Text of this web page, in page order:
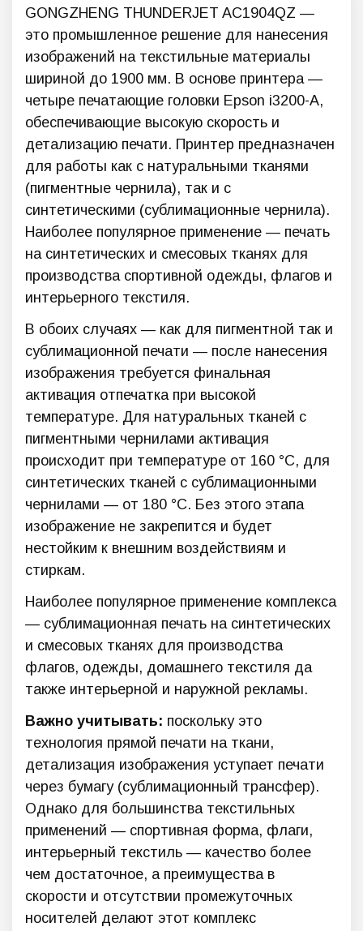
GONGZHENG THUNDERJET AC1904QZ —
это промышленное решение для нанесения
изображений на текстильные материалы
шириной до 1900 мм. В основе принтера —
четыре печатающие головки Epson i3200-А,
обеспечивающие высокую скорость и
детализацию печати. Принтер предназначен
для работы как с натуральными тканями
(пигментные чернила), так и с
синтетическими (сублимационные чернила).
Наиболее популярное применение — печать
на синтетических и смесовых тканях для
производства спортивной одежды, флагов и
интерьерного текстиля.
В обоих случаях — как для пигментной так и
сублимационной печати — после нанесения
изображения требуется финальная
активация отпечатка при высокой
температуре. Для натуральных тканей с
пигментными чернилами активация
происходит при температуре от 160 °C, для
синтетических тканей с сублимационными
чернилами — от 180 °C. Без этого этапа
изображение не закрепится и будет
нестойким к внешним воздействиям и
стиркам.
Наиболее популярное применение комплекса
— сублимационная печать на синтетических
и смесовых тканях для производства
флагов, одежды, домашнего текстиля да
также интерьерной и наружной рекламы.
Важно учитывать: поскольку это
технология прямой печати на ткани,
детализация изображения уступает печати
через бумагу (сублимационный трансфер).
Однако для большинства текстильных
применений — спортивная форма, флаги,
интерьерный текстиль — качество более
чем достаточное, а преимущества в
скорости и отсутствии промежуточных
носителей делают этот комплекс